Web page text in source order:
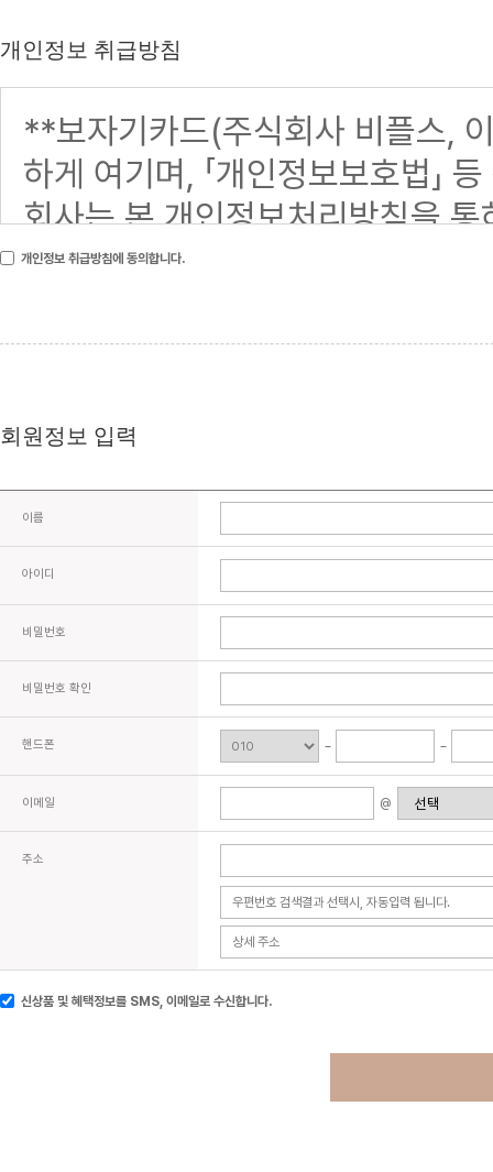
개인정보 취급방침
개인정보 취급방침에 동의합니다.
회원정보 입력
이름
아이디
비밀번호
비밀번호 확인
핸드폰
이메일 @
주소
신상품 및 혜택정보를 SMS, 이메일로 수신합니다.